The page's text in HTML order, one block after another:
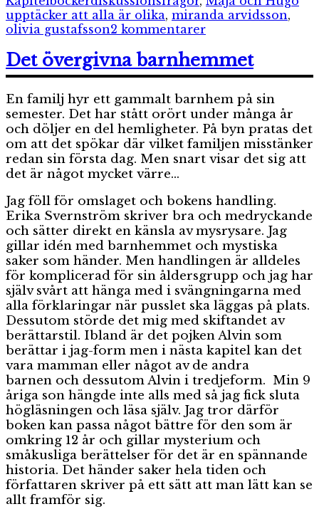
upptäcker att alla är olika, miranda arvidsson,
olivia gustafsson2 kommentarertill
&
Hugo
att
alla
är
olika
Det övergivna barnhemmet
En familj hyr ett gammalt barnhem på sin
semester. Det har stått orört under många år
och döljer en del hemligheter. På byn pratas det
om att det spökar där vilket familjen misstänker
redan sin första dag. Men snart visar det sig att
det är något mycket värre…
Jag föll för omslaget och bokens handling.
Erika Svernström skriver bra och medryckande
och sätter direkt en känsla av mysrysare. Jag
gillar idén med barnhemmet och mystiska
saker som händer. Men handlingen är alldeles
för komplicerad för sin åldersgrupp och jag har
själv svårt att hänga med i svängningarna med
alla förklaringar när pusslet ska läggas på plats.
Dessutom störde det mig med skiftandet av
berättarstil. Ibland är det pojken Alvin som
berättar i jag-form men i nästa kapitel kan det
vara mamman eller något av de andra
barnen och dessutom Alvin i tredjeform. Min 9
åriga son hängde inte alls med så jag fick sluta
högläsningen och läsa själv. Jag tror därför
boken kan passa något bättre för den som är
omkring 12 år och gillar mysterium och
småkusliga berättelser för det är en spännande
historia. Det händer saker hela tiden och
författaren skriver på ett sätt att man lätt kan se
allt framför sig.